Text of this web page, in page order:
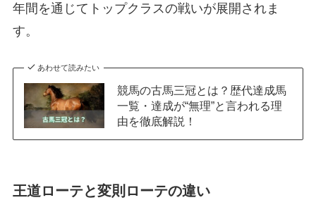
年間を通じてトップクラスの戦いが展開されま
す。
あわせて読みたい
競馬の古馬三冠とは？歴代達成馬
一覧・達成が“無理”と言われる理
由を徹底解説！
王道ローテと変則ローテの違い